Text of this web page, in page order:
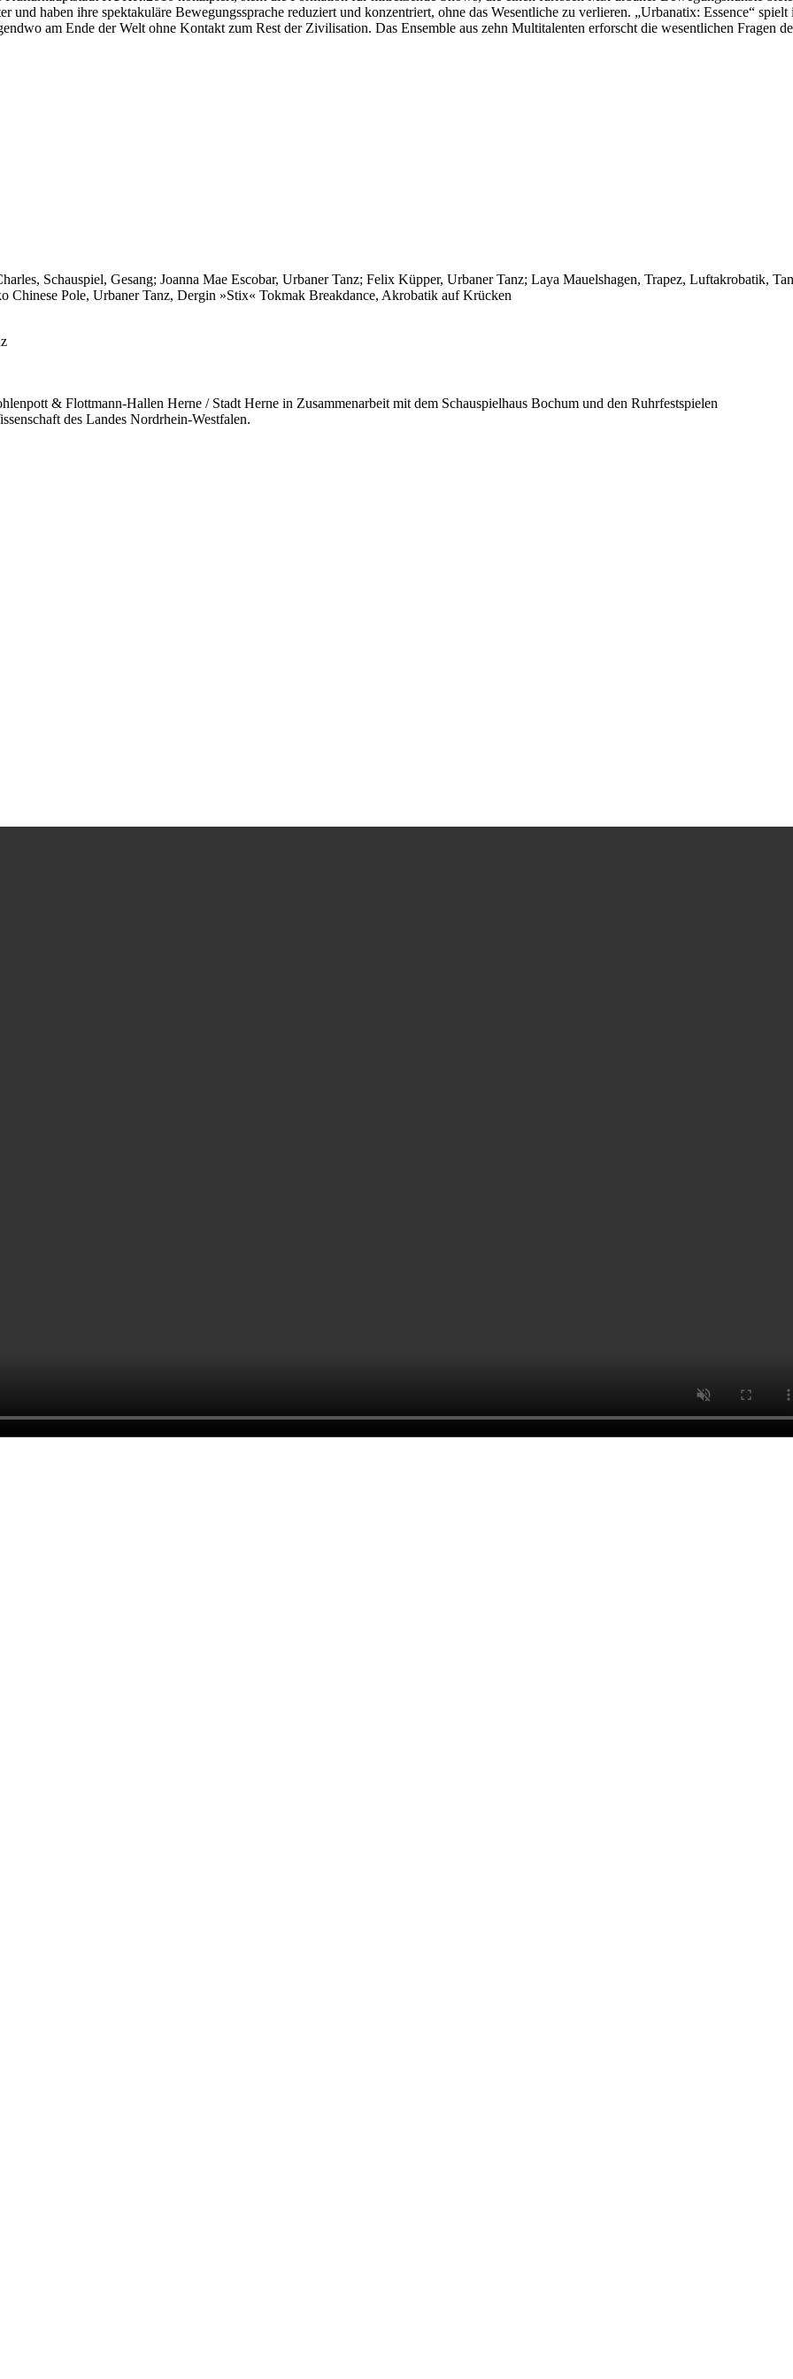
und haben ihre spektakuläre Bewegungssprache reduziert und konzentriert, ohne das Wesentliche zu verlieren. „Urbanatix: Essence“ spielt
am Ende der Welt ohne Kontakt zum Rest der Zivilisation. Das Ensemble aus zehn Multitalenten erforscht die wesentlichen Fragen
Schauspiel, Gesang; Joanna Mae Escobar, Urbaner Tanz; Felix Küpper, Urbaner Tanz; Laya Mauelshagen, Trapez, Luftakrobatik,
Pole, Urbaner Tanz, Dergin »Stix« Tokmak Breakdance, Akrobatik auf Krücken
& Flottmann-Hallen Herne / Stadt Herne in Zusammenarbeit mit dem Schauspielhaus Bochum und den Ruhrfestspielen
des Landes Nordrhein-Westfalen.